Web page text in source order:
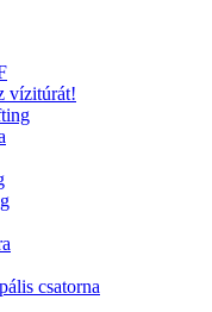
vízitúrát!
csatorna